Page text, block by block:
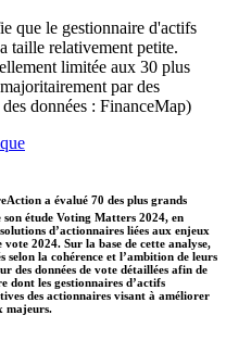
que le gestionnaire d'actifs
taille relativement petite.
limitée aux 30 plus
par des
données : FinanceMap)
a évalué 70 des plus grands
son étude Voting Matters 2024, en
d’actionnaires liées aux enjeux
2024. Sur la base de cette analyse,
selon la cohérence et l’ambition de leurs
des données de vote détaillées afin de
dont les gestionnaires d’actifs
des actionnaires visant à améliorer
majeurs.